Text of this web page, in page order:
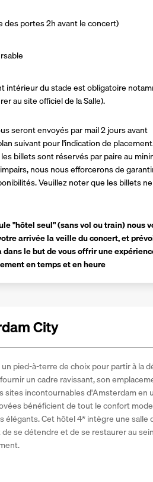
portes 2h avant le concert)
intérieur du stade est obligatoire
au site officiel de la Salle).
seront envoyés par mail 2 jours avant
suivant pour l'indication de
billets sont réservés par paire au
nous nous efforcerons de
Veuillez noter que les billets
"hôtel seul" (sans vol ou train) nous
arrivée la veille du concert, et
le but de vous offrir une
en temps et en heure
City
pied-à-terre de choix pour partir à la
un cadre ravissant, son
incontournables d'Amsterdam en
bénéficient de tout le confort
élégants. Cet hôtel 4* intègre une salle
se détendre et de se restaurer au